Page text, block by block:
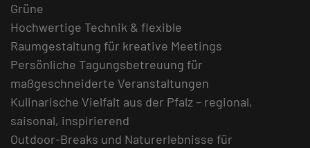
Grüne
Hochwertige Technik & flexible
Raumgestaltung für kreative Meetings
Persönliche Tagungsbetreuung für
maßgeschneiderte Veranstaltungen
Kulinarische Vielfalt aus der Pfalz – regional,
saisonal, inspirierend
Outdoor-Breaks und Naturerlebnisse für